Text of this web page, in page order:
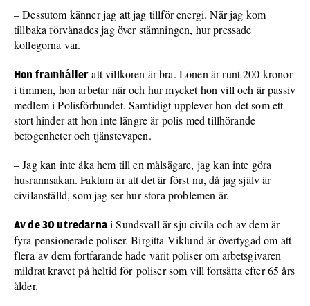
– Dessutom känner jag att jag tillför energi. När jag kom
tillbaka förvånades jag över stämningen, hur pressade
kollegorna var.
Hon framhåller att villkoren är bra. Lönen är runt 200 kronor
i timmen, hon arbetar när och hur mycket hon vill och är passiv
medlem i Polisförbundet. Samtidigt upplever hon det som ett
stort hinder att hon inte längre är polis med tillhörande
befogenheter och tjänstevapen.
– Jag kan inte åka hem till en målsägare, jag kan inte göra
husrannsakan. Faktum är att det är först nu, då jag själv är
civilanställd, som jag ser hur stora problemen är.
Av de 30 utredarnai Sundsvall är sju civila och av dem är
fyra pensionerade poliser. Birgitta Viklund är övertygad om att
flera av dem fortfarande hade varit poliser om arbetsgivaren
mildrat kravet på heltid för poliser som vill fortsätta efter 65 års
ålder.